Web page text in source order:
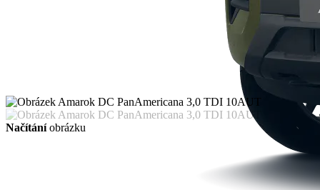
Načítáníobrázku